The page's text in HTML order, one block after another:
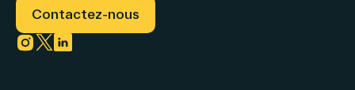
Contactez-nous